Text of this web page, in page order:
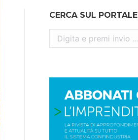
CERCA SUL PORTALE
Cerca: